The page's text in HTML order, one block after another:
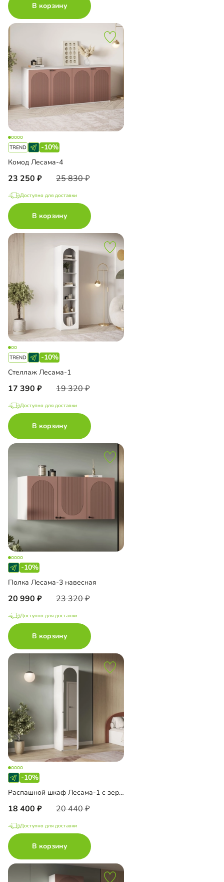
В корзину
-10%
Комод Лесама-4
23 250 25 830
Доступно для доставки
В корзину
-10%
Стеллаж Лесама-1
17 390 19 320
Доступно для доставки
В корзину
-10%
Полка Лесама-3 навесная
20 990 23 320
Доступно для доставки
В корзину
-10%
Распашной шкаф Лесама-1 с зеркалом
18 400 20 440
Доступно для доставки
В корзину